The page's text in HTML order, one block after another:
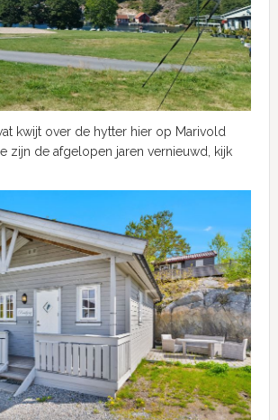
kwijt over de hytter hier op Marivold
zijn de afgelopen jaren vernieuwd, kijk